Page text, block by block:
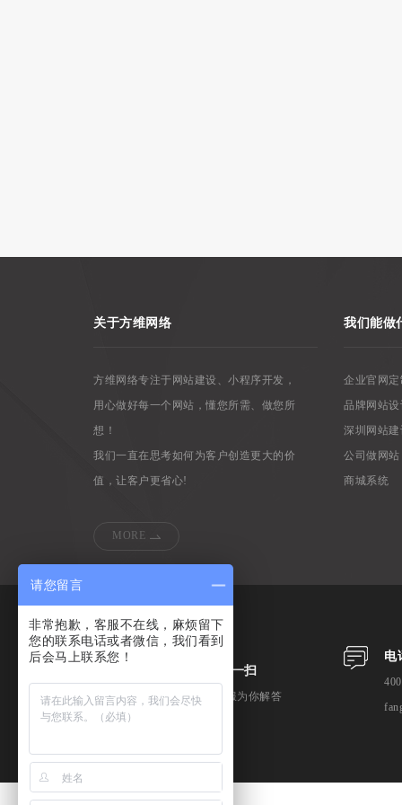
关于方维网络
方维网络专注于网站建设、小程序开发，
用心做好每一个网站，懂您所需、做您所
想！
我们一直在思考如何为客户创造更大的价
值，让客户更省心!
MORE
我们能做
企业官网定
品牌网站设
深圳网站建
公司做网站
商城系统
微信扫一扫
专业客服为你解答
电
请您留言
非常抱歉，客服不在线，麻烦留下
您的联系电话或者微信，我们看到
后会马上联系您！